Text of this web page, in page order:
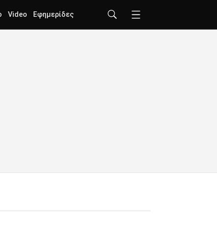
Video Εφημερίδες